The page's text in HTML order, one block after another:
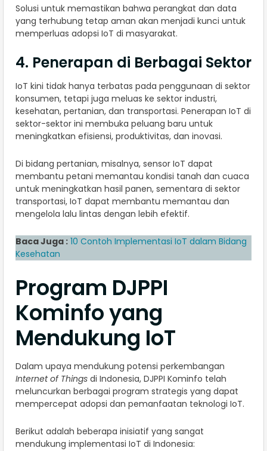
Solusi untuk memastikan bahwa perangkat dan data
yang terhubung tetap aman akan menjadi kunci untuk
memperluas adopsi IoT di masyarakat.
4. Penerapan di Berbagai Sektor
IoT kini tidak hanya terbatas pada penggunaan di sektor
konsumen, tetapi juga meluas ke sektor industri,
kesehatan, pertanian, dan transportasi. Penerapan IoT di
sektor-sektor ini membuka peluang baru untuk
meningkatkan efisiensi, produktivitas, dan inovasi.
Di bidang pertanian, misalnya, sensor IoT dapat
membantu petani memantau kondisi tanah dan cuaca
untuk meningkatkan hasil panen, sementara di sektor
transportasi, IoT dapat membantu memantau dan
mengelola lalu lintas dengan lebih efektif.
Baca Juga : 10 Contoh Implementasi IoT dalam Bidang
Kesehatan
Program DJPPI
Kominfo yang
Mendukung IoT
Dalam upaya mendukung potensi perkembangan
Internet of Things di Indonesia, DJPPI Kominfo telah
meluncurkan berbagai program strategis yang dapat
mempercepat adopsi dan pemanfaatan teknologi IoT.
Berikut adalah beberapa inisiatif yang sangat
mendukung implementasi IoT di Indonesia: